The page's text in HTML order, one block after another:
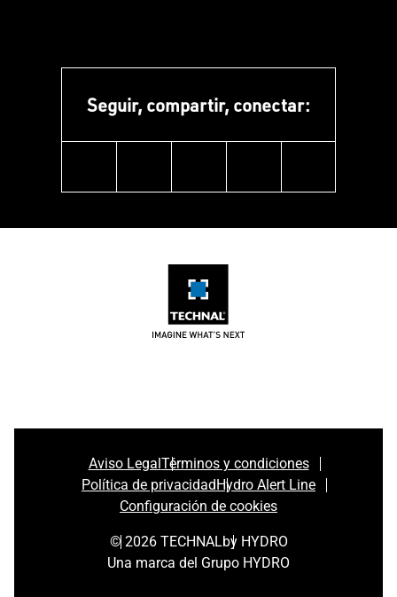
Seguir, compartir, conectar:
Aviso LegalTérminos y condiciones
Política de privacidadHydro Alert Line
Configuración de cookies
© 2026 TECHNALby HYDRO
Una marca del Grupo HYDRO